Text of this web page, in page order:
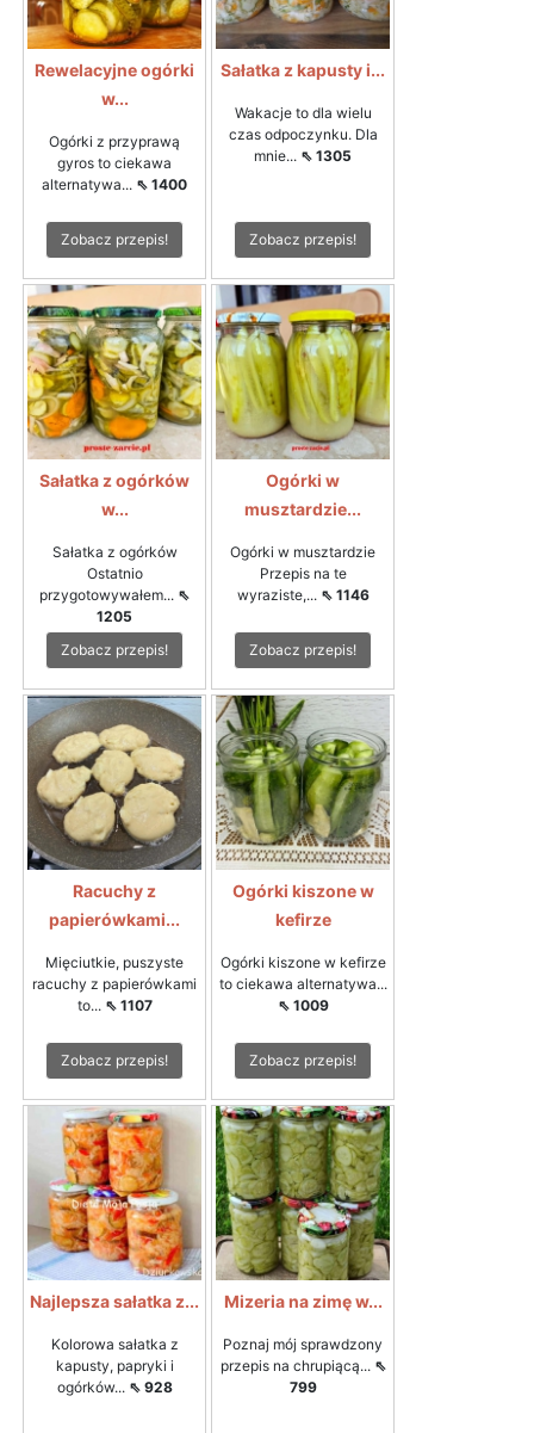
Rewelacyjne ogórki
w...
Ogórki z przyprawą
gyros to ciekawa
alternatywa... ⇖ 1400
Zobacz przepis!
Sałatka z kapusty i...
Wakacje to dla wielu
czas odpoczynku. Dla
mnie... ⇖ 1305
Zobacz przepis!
Sałatka z ogórków
w...
Sałatka z ogórków
Ostatnio
przygotowywałem... ⇖
1205
Zobacz przepis!
Ogórki w
musztardzie...
Ogórki w musztardzie
Przepis na te
wyraziste,... ⇖ 1146
Zobacz przepis!
Racuchy z
papierówkami...
Mięciutkie, puszyste
racuchy z papierówkami
to... ⇖ 1107
Zobacz przepis!
Ogórki kiszone w
kefirze
Ogórki kiszone w kefirze
to ciekawa alternatywa...
⇖ 1009
Zobacz przepis!
Najlepsza sałatka z...
Kolorowa sałatka z
kapusty, papryki i
ogórków... ⇖ 928
Mizeria na zimę w...
Poznaj mój sprawdzony
przepis na chrupiącą... ⇖
799